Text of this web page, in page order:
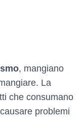
, mangiano
La
che consumano
problemi